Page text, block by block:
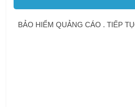
BẢO HIỂM QUẢNG CÁO . TIẾP